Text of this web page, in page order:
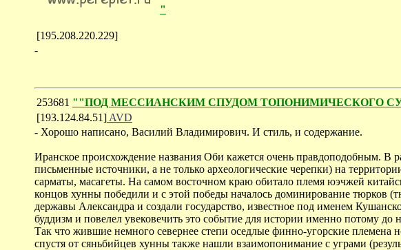
"
[195.208.220.229]
-
253681 ""ПОД МЕССИАНСКИМ СПУДОМ ТОПОНИМИЧЕСКОГО
[193.124.84.51] AVD
- Хорошо написано, Василий Владимирович. И стиль, и содержание.
Иранское происхождение названия Оби кажется очень правдоподобным. В
письменные источники, а не только археологические черепки) на
сарматы, масагеты. На самом восточном краю обитало племя юэчжей
концов хунны победили и с этой победы началось доминирование
державы Александра и создали государство, известное под именем
буддизм и повелел увековечить это событие для истории именно потому
Так что жившие немного севернее степи оседлые финно-угорские
спустя от сяньбийцев хунны также нашли взаимопонимание с уграми